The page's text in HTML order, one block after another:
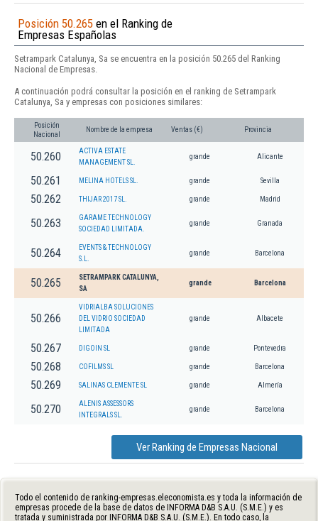
Posición 50.265 en el Ranking de
Empresas Españolas
Setrampark Catalunya, Sa se encuentra en la posición 50.265 del Ranking
Nacional de Empresas.
A continuación podrá consultar la posición en el ranking de Setrampark
Catalunya, Sa y empresas con posiciones similares:
Posición
Nacional
Nombre de la empresa Ventas (€) Provincia
50.260
ACTIVA ESTATE
MANAGEMENT SL.
grande Alicante
50.261 MELINA HOTELS SL. grande Sevilla
50.262 THIJAR 2017 SL. grande Madrid
50.263
GARAME TECHNOLOGY
SOCIEDAD LIMITADA.
grande Granada
50.264
EVENTS & TECHNOLOGY
S.L.
grande Barcelona
50.265
SETRAMPARK CATALUNYA,
SA
grande Barcelona
50.266
VIDRIALBA SOLUCIONES
DEL VIDRIO SOCIEDAD
LIMITADA
grande Albacete
50.267 DIGOIN SL grande Pontevedra
50.268 COFILMS SL grande Barcelona
50.269 SALINAS CLEMENTE SL grande Almería
50.270
ALENIS ASSESSORS
INTEGRALS SL.
grande Barcelona
Ver Ranking de Empresas Nacional
Todo el contenido de ranking-empresas.eleconomista.es y toda la información de
empresas procede de la base de datos de INFORMA D&B S.A.U. (S.M.E.) y es
tratada y suministrada por INFORMA D&B S.A.U. (S.M.E.). En todo caso, la